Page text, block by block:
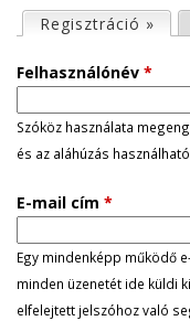
l
s
ő
d
l
e
Regisztráció »
Felhasználónév *
Szóköz használata
és az aláhúzás
E-mail cím *
Egy mindenképp működő
minden üzenetét ide küldi
elfelejtett jelszóhoz való